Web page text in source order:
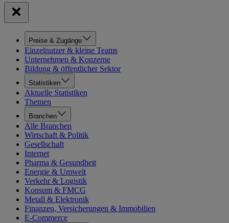
Preise & Zugänge
Einzelnutzer & kleine Teams
Unternehmen & Konzerne
Bildung & öffentlicher Sektor
Statistiken
Aktuelle Statistiken
Themen
Branchen
Alle Branchen
Wirtschaft & Politik
Gesellschaft
Internet
Pharma & Gesundheit
Energie & Umwelt
Verkehr & Logistik
Konsum & FMCG
Metall & Elektronik
Finanzen, Versicherungen & Immobilien
E-Commerce